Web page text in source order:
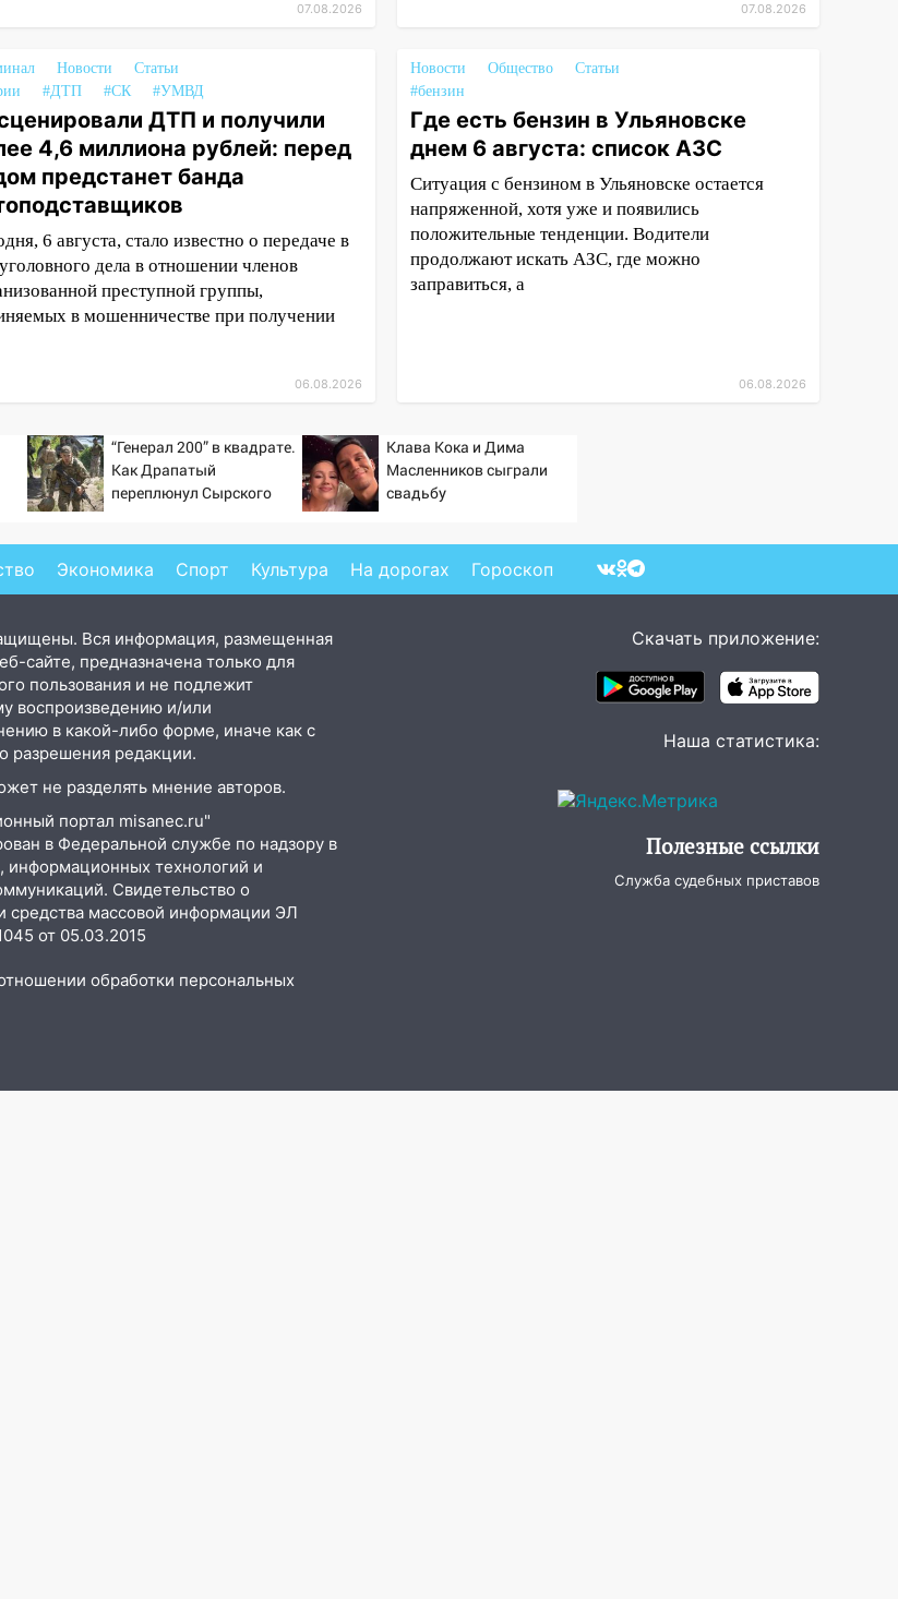
07.08.2026 07.08.2026
Новости
Статьи
#ДТП #СК #УМВД
ДТП и получили
4,6 миллиона рублей: перед
предстанет банда
6 августа, стало известно о передаче в
дела в отношении членов
преступной группы,
в мошенничестве при получении
06.08.2026
Новости Общество
Статьи
#бензин
Где есть бензин в Ульяновске
днем 6 августа: список АЗС
Ситуация с бензином в Ульяновске остается
напряженной, хотя уже и появились
положительные тенденции. Водители
продолжают искать АЗС, где можно
заправиться, а
06.08.2026
“Генерал 200” в квадрате.
Как Драпатый
переплюнул Сырского
Клава Кока и Дима
Масленников сыграли
свадьбу
Экономика Спорт Культура На дорогах Гороскоп
Вся информация, размещенная
сайте, предназначена только для
пользования и не подлежит
воспроизведению и/или
в какой-либо форме, иначе как с
разрешения редакции.
не разделять мнение авторов.
портал misanec.ru"
в Федеральной службе по надзору в
информационных технологий и
Свидетельство о
средства массовой информации ЭЛ
от 05.03.2015
обработки персональных
Скачать приложение:
Наша статистика:
Полезные ссылки
Служба судебных приставов